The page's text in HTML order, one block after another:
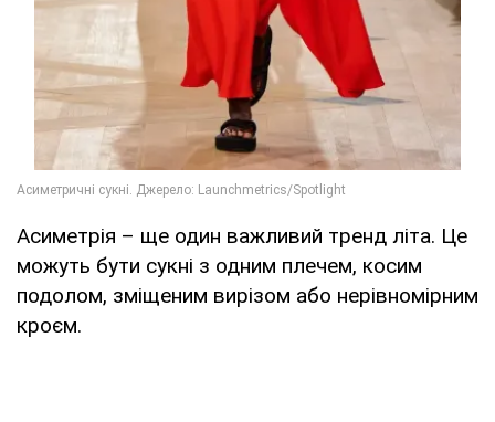
Асиметрія – ще один важливий тренд літа. Це
можуть бути сукні з одним плечем, косим
подолом, зміщеним вирізом або нерівномірним
кроєм.